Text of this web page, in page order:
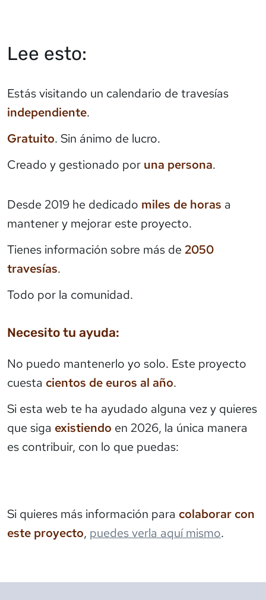
Lee esto:
Estás visitando un calendario de travesías
independiente.
Gratuito. Sin ánimo de lucro.
Creado y gestionado por una persona.
Desde 2019 he dedicado miles de horas a
mantener y mejorar este proyecto.
Tienes información sobre más de 2050
travesías.
Todo por la comunidad.
Necesito tu ayuda:
No puedo mantenerlo yo solo. Este proyecto
cuesta cientos de euros al año.
Si esta web te ha ayudado alguna vez y quieres
que siga existiendo en 2026, la única manera
es contribuir, con lo que puedas:
Si quieres más información para colaborar con
este proyecto, puedes verla aquí mismo.